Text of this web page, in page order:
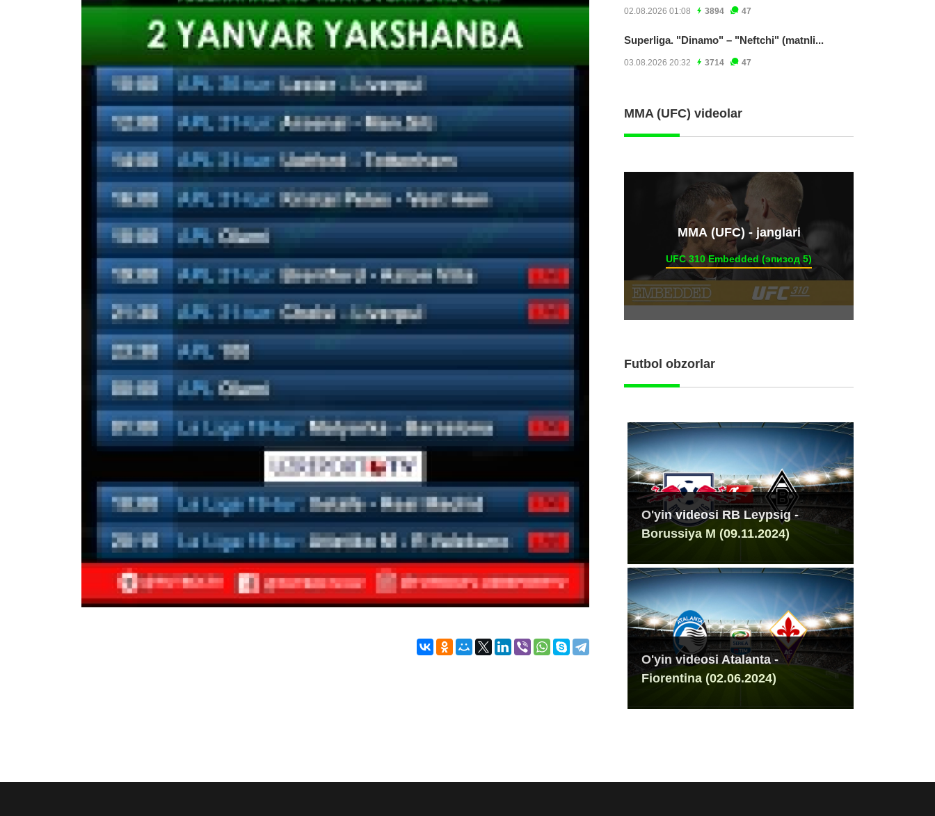
02.08.2026 01:08 3894 47
Superliga. "Dinamo" – "Neftchi" (matnli...
03.08.2026 20:32 3714 47
MMA (UFC) videolar
ММА (UFC) - janglari
UFC 310 Embedded (эпизод 5)
Futbol obzorlar
O'yin videosi RB Leypsig -
Borussiya M (09.11.2024)
O'yin videosi Atalanta -
Fiorentina (02.06.2024)